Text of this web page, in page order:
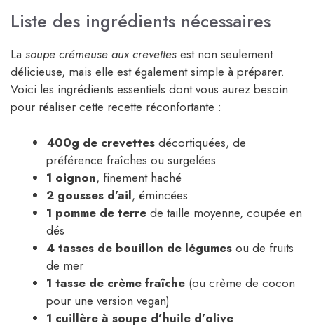
Liste des ingrédients nécessaires
La soupe crémeuse aux crevettes est non seulement
délicieuse, mais elle est également simple à préparer.
Voici les ingrédients essentiels dont vous aurez besoin
pour réaliser cette recette réconfortante :
400g de crevettes décortiquées, de
préférence fraîches ou surgelées
1 oignon, finement haché
2 gousses d’ail, émincées
1 pomme de terre de taille moyenne, coupée en
dés
4 tasses de bouillon de légumes ou de fruits
de mer
1 tasse de crème fraîche (ou crème de cocon
pour une version vegan)
1 cuillère à soupe d’huile d’olive